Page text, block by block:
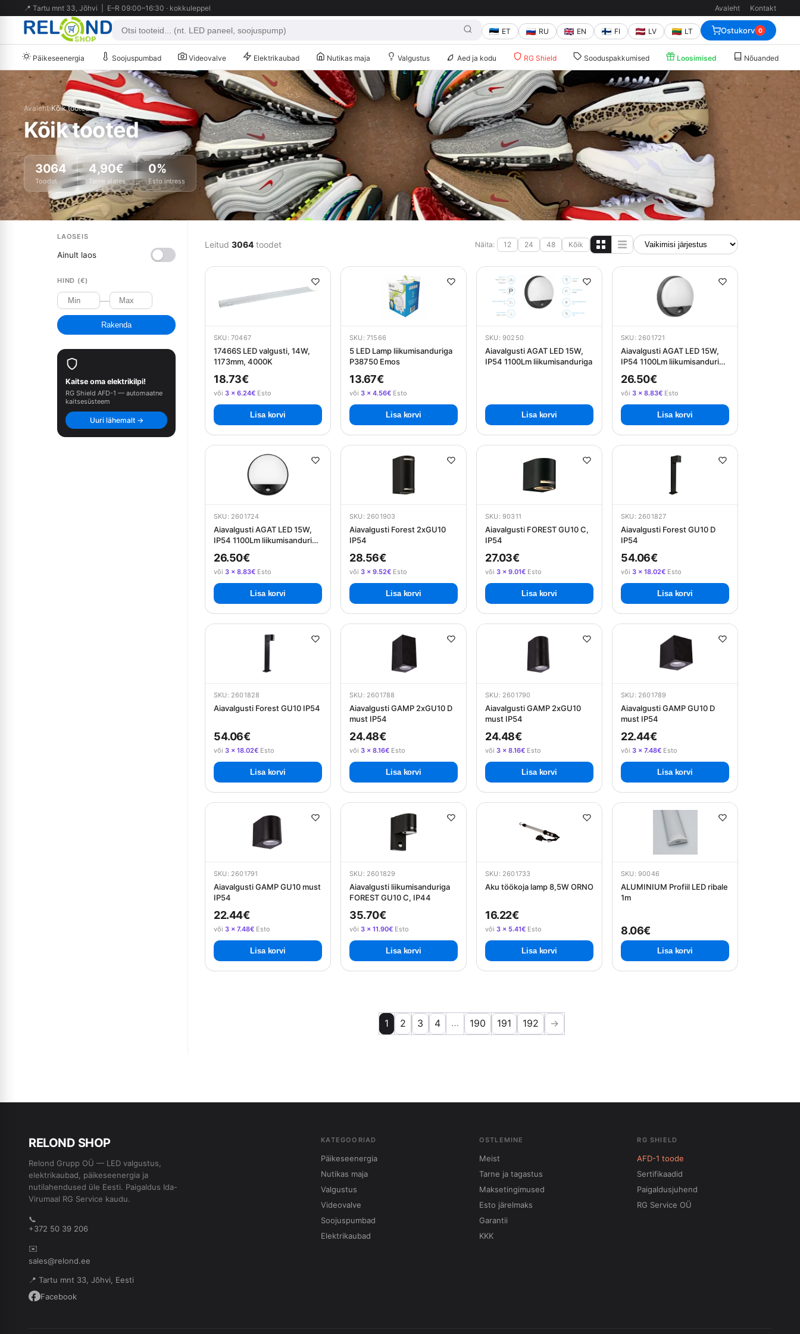
📍 Tartu mnt 33, Jõhvi | E–R 09:00–16:30 · kokkuleppel Avaleht Kontakt
ET RU EN FI LV LT Ostukorv 0
Päikeseenergia Soojuspumbad Videovalve Elektrikaubad Nutikas maja Valgustus Aed ja kodu RG Shield Sooduspakkumised Loosimised Nõuanded
Avaleht›Kõik tooted
Kõik tooted
3064
Toodet
4,90€
Tarne alates
0%
Esto intress
LAOSEIS
Ainult laos
HIND (€)
—
Rakenda
Kaitse oma elektrikilpi!
RG Shield AFD-1 — automaatne
kaitsesüsteem
Uuri lähemalt →
Leitud 3064 toodet Näita: 12 24 48 Kõik
SKU: 70467
17466S LED valgusti, 14W,
1173mm, 4000K
18.73€
või 3 × 6.24€ Esto
Lisa korvi
SKU: 71566
5 LED Lamp liikumisanduriga
P38750 Emos
13.67€
või 3 × 4.56€ Esto
Lisa korvi
SKU: 90250
Aiavalgusti AGAT LED 15W,
IP54 1100Lm liikumisanduriga
Lisa korvi
SKU: 2601721
Aiavalgusti AGAT LED 15W,
IP54 1100Lm liikumisanduriga
26.50€
või 3 × 8.83€ Esto
Lisa korvi
SKU: 2601724
Aiavalgusti AGAT LED 15W,
IP54 1100Lm liikumisanduriga
26.50€
või 3 × 8.83€ Esto
Lisa korvi
SKU: 2601903
Aiavalgusti Forest 2xGU10
IP54
28.56€
või 3 × 9.52€ Esto
Lisa korvi
SKU: 90311
Aiavalgusti FOREST GU10 C,
IP54
27.03€
või 3 × 9.01€ Esto
Lisa korvi
SKU: 2601827
Aiavalgusti Forest GU10 D
IP54
54.06€
või 3 × 18.02€ Esto
Lisa korvi
SKU: 2601828
Aiavalgusti Forest GU10 IP54
54.06€
või 3 × 18.02€ Esto
Lisa korvi
SKU: 2601788
Aiavalgusti GAMP 2xGU10 D
must IP54
24.48€
või 3 × 8.16€ Esto
Lisa korvi
SKU: 2601790
Aiavalgusti GAMP 2xGU10
must IP54
24.48€
või 3 × 8.16€ Esto
Lisa korvi
SKU: 2601789
Aiavalgusti GAMP GU10 D
must IP54
22.44€
või 3 × 7.48€ Esto
Lisa korvi
SKU: 2601791
Aiavalgusti GAMP GU10 must
IP54
22.44€
või 3 × 7.48€ Esto
Lisa korvi
SKU: 2601829
Aiavalgusti liikumisanduriga
FOREST GU10 C, IP44
35.70€
või 3 × 11.90€ Esto
Lisa korvi
SKU: 2601733
Aku töökoja lamp 8,5W ORNO
16.22€
või 3 × 5.41€ Esto
Lisa korvi
SKU: 90046
ALUMINIUM Profiil LED ribale
1m
8.06€
Lisa korvi
1 2 3 4 … 190 191 192 →
RELOND SHOP
Relond Grupp OÜ — LED valgustus,
elektrikaubad, päikeseenergia ja
nutilahendused üle Eesti. Paigaldus Ida-
Virumaal RG Service kaudu.
📞
+372 50 39 206
✉️
sales@relond.ee
📍 Tartu mnt 33, Jõhvi, Eesti
Facebook
KATEGOORIAD
Päikeseenergia
Nutikas maja
Valgustus
Videovalve
Soojuspumbad
Elektrikaubad
OSTLEMINE
Meist
Tarne ja tagastus
Maksetingimused
Esto järelmaks
Garantii
KKK
RG SHIELD
AFD-1 toode
Sertifikaadid
Paigaldusjuhend
RG Service OÜ